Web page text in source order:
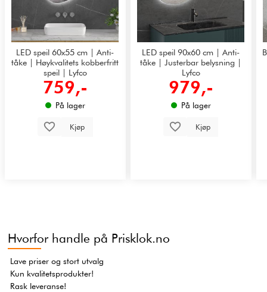
LED speil 60x55 cm | Anti-
tåke | Høykvalitets kobberfritt
speil | Lyfco
759,-
På lager
Kjøp
LED speil 90x60 cm | Anti-
tåke | Justerbar belysning |
Lyfco
979,-
På lager
Kjøp
Hvorfor handle på Prisklok.no
Lave priser og stort utvalg
Kun kvalitetsprodukter!
Rask leveranse!